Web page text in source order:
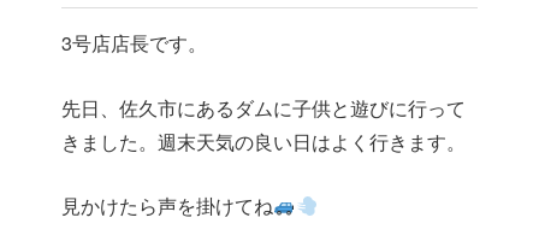
3号店店長です。
先日、佐久市にあるダムに子供と遊びに行って
きました。週末天気の良い日はよく行きます。
見かけたら声を掛けてね